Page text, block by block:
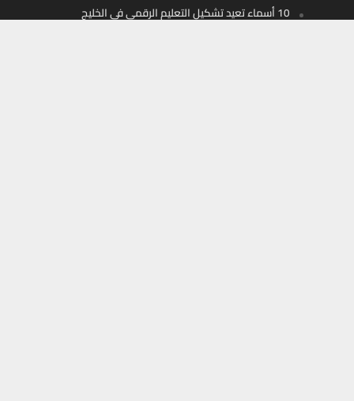
10 أسماء تعيد تشكيل التعليم الرقمي في الخليج